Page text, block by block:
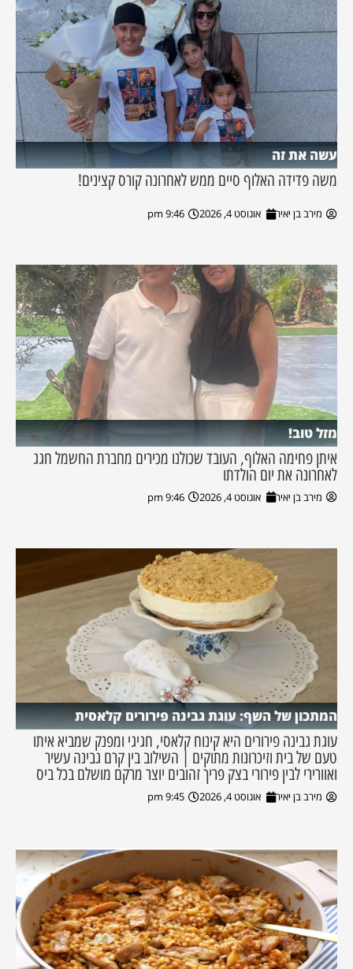
עשה את זה
משה פדידה האלוף סיים ממש לאחרונה קורס קצינים!
מירב בן יאיר אוגוסט 4, 2026 9:46 pm
מזל טוב!
איתן פחימה האלוף, העובד שכולנו מכירים מחברת החשמל חגג
לאחרונה את יום הולדתו
מירב בן יאיר אוגוסט 4, 2026 9:46 pm
המתכון של השף: עוגת גבינה פירורים קלאסית
עוגת גבינה פירורים היא קינוח קלאסי, חגיגי ומפנק שמביא איתו
טעם של בית וזיכרונות מתוקים | השילוב בין קרם גבינה עשיר
ואוורירי לבין פירורי בצק פריך זהובים יוצר מרקם מושלם בכל ביס
מירב בן יאיר אוגוסט 4, 2026 9:45 pm